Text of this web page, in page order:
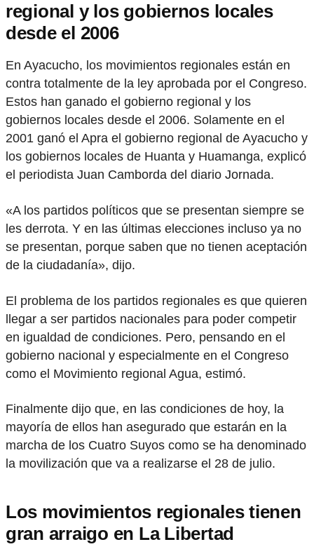
regional y los gobiernos locales
desde el 2006
En Ayacucho, los movimientos regionales están en
contra totalmente de la ley aprobada por el Congreso.
Estos han ganado el gobierno regional y los
gobiernos locales desde el 2006. Solamente en el
2001 ganó el Apra el gobierno regional de Ayacucho y
los gobiernos locales de Huanta y Huamanga, explicó
el periodista Juan Camborda del diario Jornada.
«A los partidos políticos que se presentan siempre se
les derrota. Y en las últimas elecciones incluso ya no
se presentan, porque saben que no tienen aceptación
de la ciudadanía», dijo.
El problema de los partidos regionales es que quieren
llegar a ser partidos nacionales para poder competir
en igualdad de condiciones. Pero, pensando en el
gobierno nacional y especialmente en el Congreso
como el Movimiento regional Agua, estimó.
Finalmente dijo que, en las condiciones de hoy, la
mayoría de ellos han asegurado que estarán en la
marcha de los Cuatro Suyos como se ha denominado
la movilización que va a realizarse el 28 de julio.
Los movimientos regionales tienen
gran arraigo en La Libertad